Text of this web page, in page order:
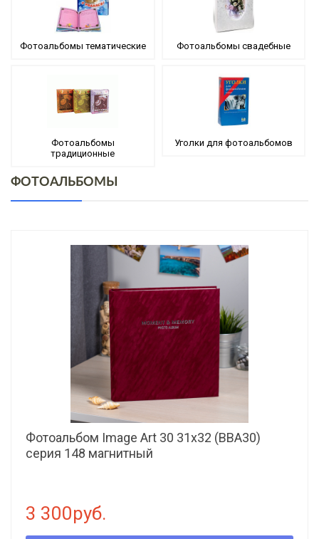
Фотоальбомы тематические Фотоальбомы свадебные
Фотоальбомы
традиционные
Уголки для фотоальбомов
ФОТОАЛЬБОМЫ
Фотоальбом Image Art 30 31x32 (ВВА30)
серия 148 магнитный
3 300руб.